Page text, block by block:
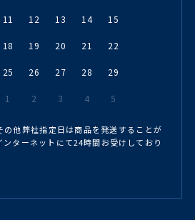
11 12 13 14 15
18 19 20 21 22
25 26 27 28 29
1 2 3 4 5
の他弊社指定日は商品を発送することが
ターネットにて24時間お受けしており